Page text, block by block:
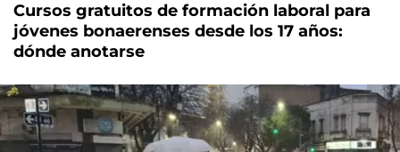
Cursos gratuitos de formación laboral para
jóvenes bonaerenses desde los 17 años:
dónde anotarse